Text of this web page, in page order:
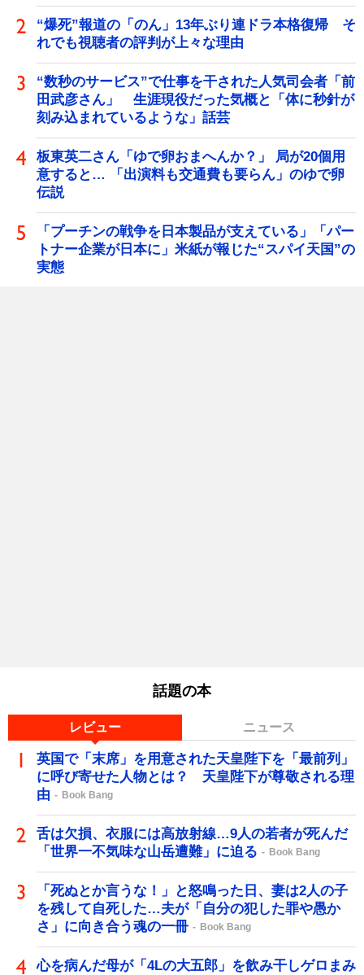
“爆死”報道の「のん」13年ぶり連ドラ本格復帰 そ
れでも視聴者の評判が上々な理由
“数秒のサービス”で仕事を干された人気司会者「前
田武彦さん」 生涯現役だった気概と「体に秒針が
刻み込まれているような」話芸
板東英二さん「ゆで卵おまへんか？」 局が20個用
意すると… 「出演料も交通費も要らん」のゆで卵
伝説
「プーチンの戦争を日本製品が支えている」「パー
トナー企業が日本に」米紙が報じた“スパイ天国”の
実態
話題の本
レビュー ニュース
英国で「末席」を用意された天皇陛下を「最前列」
に呼び寄せた人物とは？ 天皇陛下が尊敬される理
由
Book Bang
舌は欠損、衣服には高放射線…9人の若者が死んだ
「世界一不気味な山岳遭難」に迫る
Book Bang
「死ぬとか言うな！」と怒鳴った日、妻は2人の子
を残して自死した…夫が「自分の犯した罪や愚か
さ」に向き合う魂の一冊
Book Bang
心を病んだ母が「4Lの大五郎」を飲み干しゲロまみ